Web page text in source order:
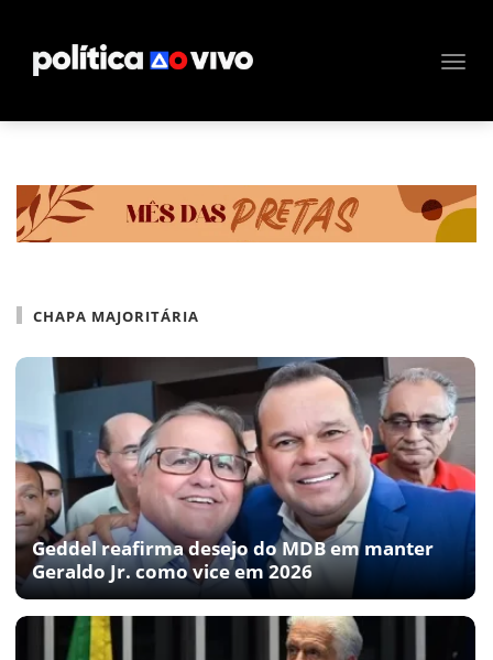
CHAPA MAJORITÁRIA
Geddel reafirma desejo do MDB em manter
Geraldo Jr. como vice em 2026